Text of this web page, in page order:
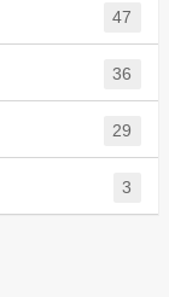
47
36
29
3